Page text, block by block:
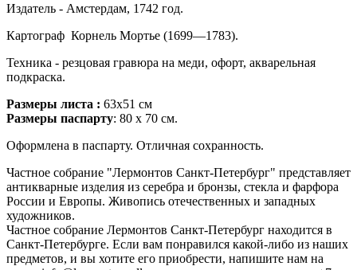
Издатель - Амстердам, 1742 год.
Картограф Корнель Мортье (1699—1783).
Техника - резцовая гравюра на меди, офорт, акварельная
подкраска.
Размеры листа : 63x51 см
Размеры паспарту: 80 x 70 см.
Оформлена в паспарту. Отличная сохранность.
Частное собрание "Лермонтов Санкт-Петербург" представляет
антикварные изделия из серебра и бронзы, стекла и фарфора
России и Европы. Живопись отечественных и западных
художников.
Частное собрание Лермонтов Санкт-Петербург находится в
Санкт-Петербурге. Если вам понравился какой-либо из наших
предметов, и вы хотите его приобрести, напишите нам на